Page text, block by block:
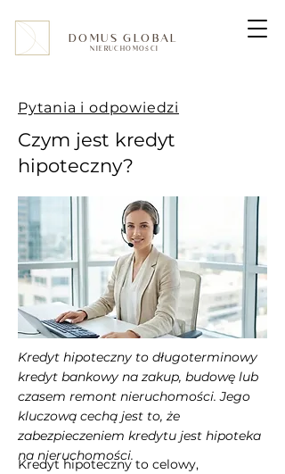
DOMUS GLOBAL
NIERUCHOMOŚCI
Pytania i odpowiedzi
Czym jest kredyt
hipoteczny?
Kredyt hipoteczny to długoterminowy
kredyt bankowy na zakup, budowę lub
czasem remont nieruchomości. Jego
kluczową cechą jest to, że
zabezpieczeniem kredytu jest hipoteka
na nieruchomości.
Kredyt hipoteczny to celowy,